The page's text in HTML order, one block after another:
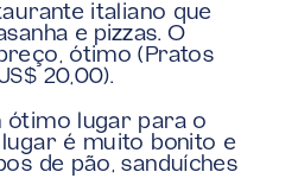
italiano que
e pizzas. O
ótimo (Pratos
20,00).
ótimo lugar para o
lugar é muito bonito e
de pão, sanduíches